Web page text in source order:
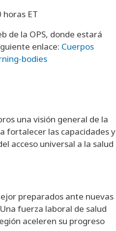
horas ET
de la OPS, donde estará
enlace: Cuerpos
bodies
una visión general de la
fortalecer las capacidades y
acceso universal a la salud
preparados ante nuevas
fuerza laboral de salud
aceleren su progreso